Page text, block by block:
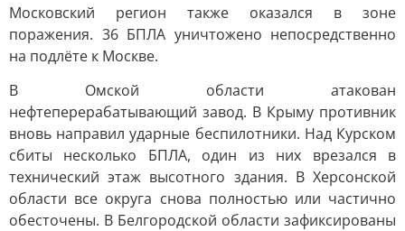
Московский регион также оказался в зоне
поражения. 36 БПЛА уничтожено непосредственно
на подлёте к Москве.
В Омской области атакован
нефтеперерабатывающий завод. В Крыму противник
вновь направил ударные беспилотники. Над Курском
сбиты несколько БПЛА, один из них врезался в
технический этаж высотного здания. В Херсонской
области все округа снова полностью или частично
обесточены. В Белгородской области зафиксированы